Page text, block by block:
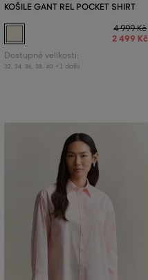
KOŠILE GANT REL POCKET SHIRT
4 999 Kč
2 499 Kč
Dostupné velikosti:
32 34 36 38 40 +1 další